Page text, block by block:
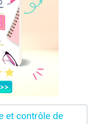
et contrôle de